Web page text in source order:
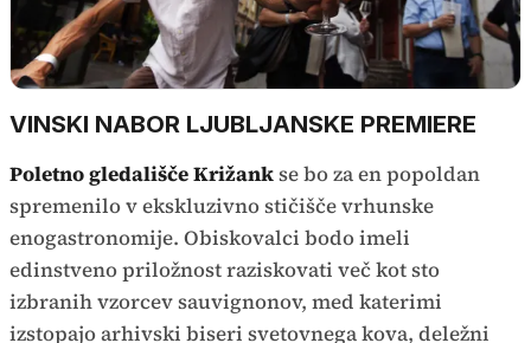
VINSKI NABOR LJUBLJANSKE PREMIERE
Poletno gledališče Križankse bo za en popoldan
spremenilo v ekskluzivno stičišče vrhunske
enogastronomije. Obiskovalci bodo imeli
edinstveno priložnost raziskovati več kot sto
izbranih vzorcev sauvignonov, med katerimi
izstopajo arhivski biseri svetovnega kova, deležni